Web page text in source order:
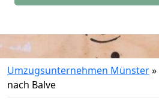
Umzugsunternehmen Münster»
nach Balve